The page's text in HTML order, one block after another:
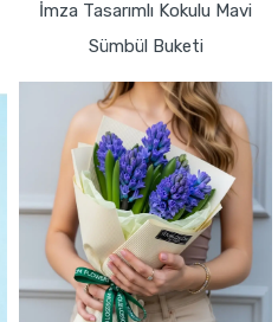
İmza Tasarımlı Kokulu Mavi
Sümbül Buketi